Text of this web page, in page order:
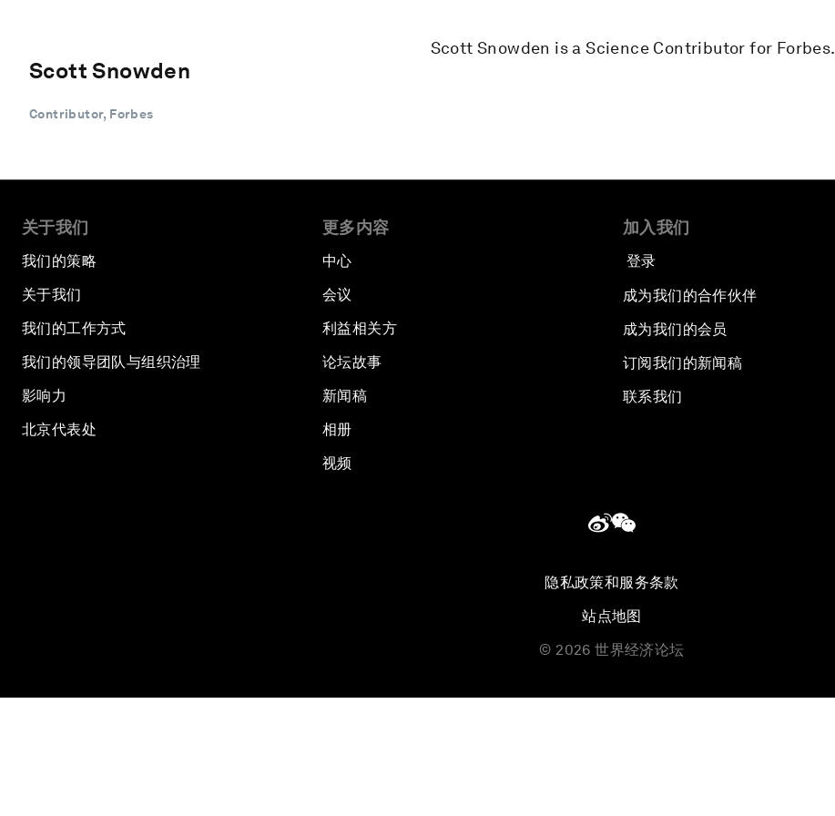
Scott Snowden
Contributor, Forbes
Scott Snowden is a Science Contributor for Forbes.
关于我们
我们的策略
关于我们
我们的工作方式
我们的领导团队与组织治理
影响力
北京代表处
更多内容
中心
会议
利益相关方
论坛故事
新闻稿
相册
视频
加入我们
登录
成为我们的合作伙伴
成为我们的会员
订阅我们的新闻稿
联系我们
隐私政策和服务条款
站点地图
© 2026 世界经济论坛